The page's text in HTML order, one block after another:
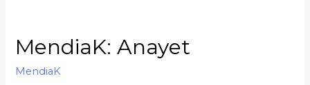
MendiaK: Anayet
MendiaK